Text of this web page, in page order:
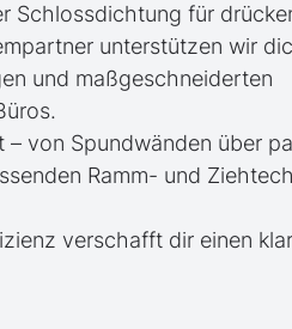
für
unterstützen wir
und maßgeschneiderten
– von Spundwänden über
Ramm- und
verschafft dir einen